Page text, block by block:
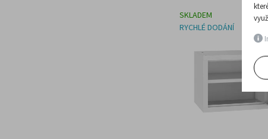
SKLADEM
RYCHLÉ DODÁNÍ